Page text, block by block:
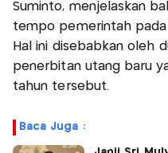
Suminto, menjelaskan
tempo pemerintah pada
Hal ini disebabkan oleh
penerbitan utang baru
tahun tersebut.
Baca Juga :